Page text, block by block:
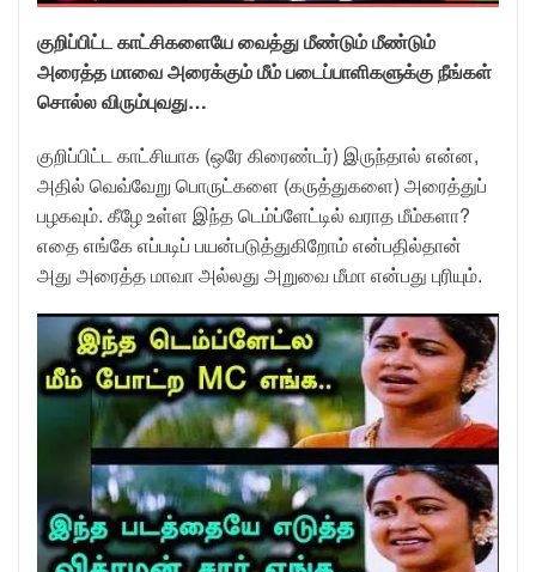
குறிப்பிட்ட காட்சிகளையே வைத்து மீண்டும் மீண்டும்
அரைத்த மாவை அரைக்கும் மீம் படைப்பாளிகளுக்கு நீங்கள்
சொல்ல விரும்புவது…
குறிப்பிட்ட காட்சியாக (ஒரே கிரைண்டர்) இருந்தால் என்ன,
அதில் வெவ்வேறு பொருட்களை (கருத்துகளை) அரைத்துப்
பழகவும். கீழே உள்ள இந்த டெம்ப்ளேட்டில் வராத மீம்களா?
எதை எங்கே எப்படிப் பயன்படுத்துகிறோம் என்பதில்தான்
அது அரைத்த மாவா அல்லது அறுவை மீமா என்பது புரியும்.